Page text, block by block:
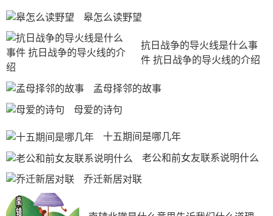
皋怎么读野望
抗日战争的导火线是什么事
件 抗日战争的导火线的介绍
孟母择邻的故事
母爱的诗句
十五期间是哪几年
老公和前女友联系说明什么
乔迁新居对联